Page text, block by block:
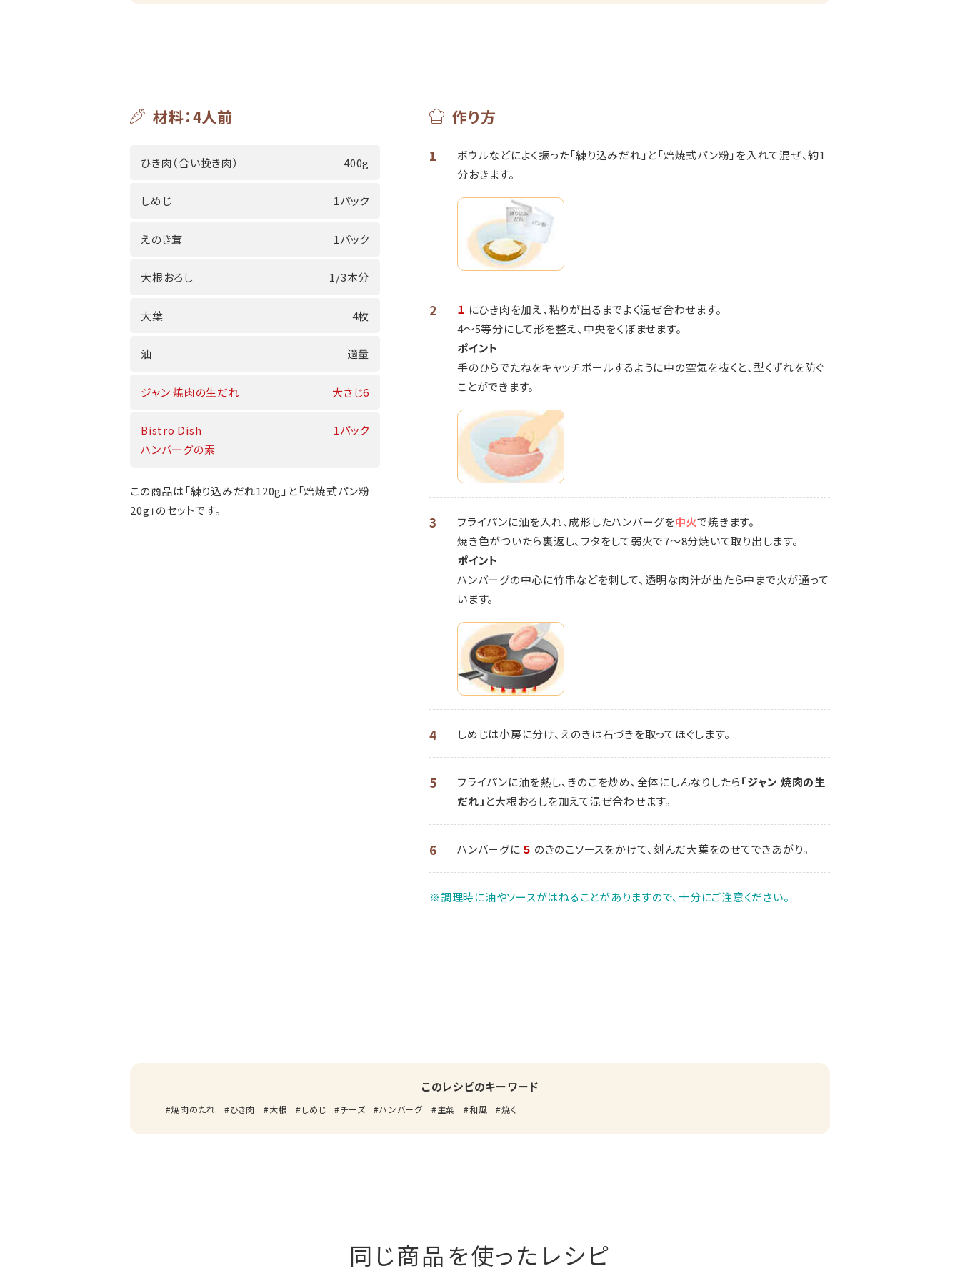
材料：4人前
ひき肉（合い挽き肉） 400g
しめじ 1パック
えのき茸 1パック
大根おろし 1/3本分
大葉 4枚
油 適量
ジャン 焼肉の生だれ 大さじ6
Bistro Dish
ハンバーグの素
1パック
この商品は「練り込みだれ120g」と「焙焼式パン粉
20g」のセットです。
作り方
1
ボウルなどによく振った「練り込みだれ」と「焙焼式パン粉」を入れて混ぜ、約1
分おきます。
2 １ にひき肉を加え、粘りが出るまでよく混ぜ合わせます。
4～5等分にして形を整え、中央をくぼませます。
ポイント
手のひらでたねをキャッチボールするように中の空気を抜くと、型くずれを防ぐ
ことができます。
3 フライパンに油を入れ、成形したハンバーグを中火で焼きます。
焼き色がついたら裏返し、フタをして弱火で7～8分焼いて取り出します。
ポイント
ハンバーグの中心に竹串などを刺して、透明な肉汁が出たら中まで火が通って
います。
4 しめじは小房に分け、えのきは石づきを取ってほぐします。
5 フライパンに油を熱し、きのこを炒め、全体にしんなりしたら「ジャン 焼肉の生
だれ」 と大根おろしを加えて混ぜ合わせます。
6 ハンバーグに ５ のきのこソースをかけて、刻んだ大葉をのせてできあがり。
※調理時に油やソースがはねることがありますので、十分にご注意ください。
このレシピのキーワード
焼肉のたれ ひき肉 大根 しめじ チーズ ハンバーグ 主菜 和風 焼く
同じ商品を使ったレシピ